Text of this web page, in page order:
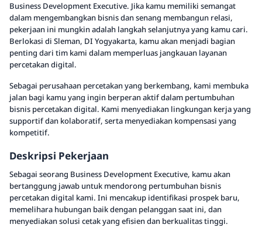
Business Development Executive. Jika kamu memiliki semangat
dalam mengembangkan bisnis dan senang membangun relasi,
pekerjaan ini mungkin adalah langkah selanjutnya yang kamu cari.
Berlokasi di Sleman, DI Yogyakarta, kamu akan menjadi bagian
penting dari tim kami dalam memperluas jangkauan layanan
percetakan digital.
Sebagai perusahaan percetakan yang berkembang, kami membuka
jalan bagi kamu yang ingin berperan aktif dalam pertumbuhan
bisnis percetakan digital. Kami menyediakan lingkungan kerja yang
supportif dan kolaboratif, serta menyediakan kompensasi yang
kompetitif.
Deskripsi Pekerjaan
Sebagai seorang Business Development Executive, kamu akan
bertanggung jawab untuk mendorong pertumbuhan bisnis
percetakan digital kami. Ini mencakup identifikasi prospek baru,
memelihara hubungan baik dengan pelanggan saat ini, dan
menyediakan solusi cetak yang efisien dan berkualitas tinggi.